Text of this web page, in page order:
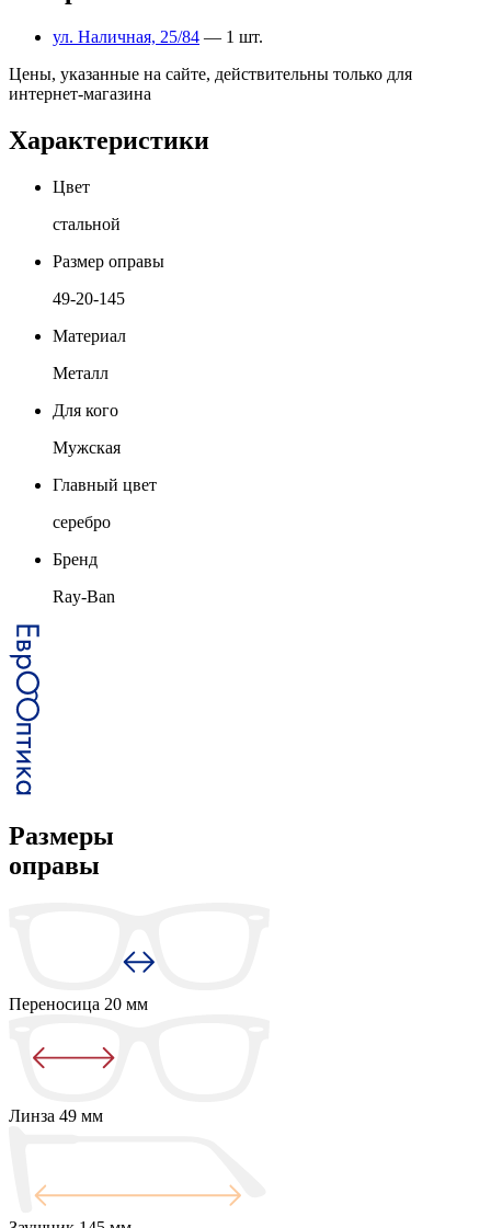
ул. Наличная, 25/84 — 1 шт.
Цены, указанные на сайте, действительны только для
интернет-магазина
Характеристики
Цвет
стальной
Размер оправы
49-20-145
Материал
Металл
Для кого
Мужская
Главный цвет
серебро
Бренд
Ray-Ban
Размеры
оправы
Переносица 20 мм
Линза 49 мм